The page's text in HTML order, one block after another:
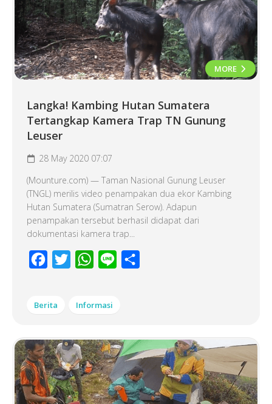
MORE
Langka! Kambing Hutan Sumatera
Tertangkap Kamera Trap TN Gunung
Leuser
28 May 2020 07:07
(Mounture.com) — Taman Nasional Gunung Leuser
(TNGL) merilis video penampakan dua ekor Kambing
Hutan Sumatera (Sumatran Serow). Adapun
penampakan tersebut berhasil didapat dari
dokumentasi kamera trap...
Facebook
Twitter WhatsApp
Line
Berita Informasi